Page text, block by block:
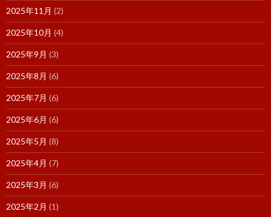
2025年11月 (2)
2025年10月 (4)
2025年9月 (3)
2025年8月 (6)
2025年7月 (6)
2025年6月 (6)
2025年5月 (8)
2025年4月 (7)
2025年3月 (6)
2025年2月 (1)